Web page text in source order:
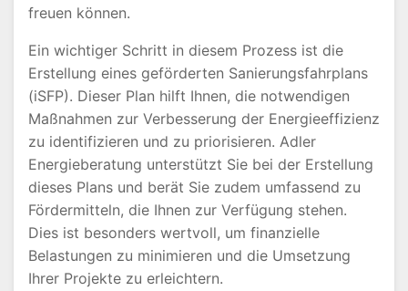
freuen können.
Ein wichtiger Schritt in diesem Prozess ist die
Erstellung eines geförderten Sanierungsfahrplans
(iSFP). Dieser Plan hilft Ihnen, die notwendigen
Maßnahmen zur Verbesserung der Energieeffizienz
zu identifizieren und zu priorisieren. Adler
Energieberatung unterstützt Sie bei der Erstellung
dieses Plans und berät Sie zudem umfassend zu
Fördermitteln, die Ihnen zur Verfügung stehen.
Dies ist besonders wertvoll, um finanzielle
Belastungen zu minimieren und die Umsetzung
Ihrer Projekte zu erleichtern.